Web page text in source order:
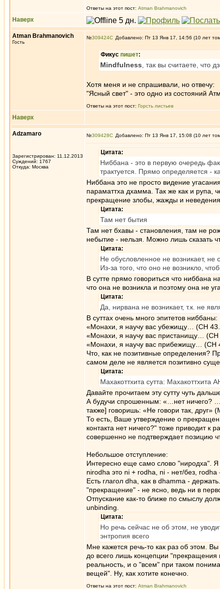
Ответы на этот пост: Atman Brahmanovich
Наверх
Atman Brahmanovich
Гость
№309424 Добавлено: Пт 13 Янв 17, 14:56 (10 лет
Фикус пишет:
Mindfulness , так вы считаете, что
Хотя меня и не спрашивали, но отвечу:
"Ясный свет" - это одно из состояний
Ответы на этот пост: Горсть листьев
Наверх
Adzamaro
Зарегистрирован: 11.12.2013
Суждений: 1767
Откуда: Москва
№309428 Добавлено: Пт 13 Янв 17, 15:08 (10 лет
Цитата:
Ниббана - это в первую очередь
трактуется. Прямо определяется -
Ниббана это не просто видение
параматтха дхамма. Так же как и рупа,
прекращение злобы, жажды и
Цитата:
Там нет бытия
Там нет бхавы - становления, там не
небытие - нельзя. Можно лишь сказать
Цитата:
Не обусловленное не возникает, не
Из-за того, что оно не возникло,
В сутте прямо говориться что ниббана
что она не возникла и поэтому она не
Цитата:
Да, нирвана не возникает, т.к. не
В суттах очень много эпитетов ниббаны:
«Монахи, я научу вас убежищу… (СН
«Монахи, я научу вас пристанищу… (СН
«Монахи, я научу вас прибежищу… (СН
Что, как не позитивные определения?
самом деле не является позитивно
Цитата:
Махакоттхита сутта: Махакоттхита
Давайте прочитаем эту сутту чуть
А будучи спрошенным: «…нет ничего?
также] говоришь: «Не говори так, друг»
То есть, Ваше утверждение о
контакта нет ничего?" тоже приводит к
совершенно не подтверждает позицию
Небольшое отступление:
Интересно еще само слово "ниродха". Я
nirodha это ni + rodha, ni - нет/без,
Есть глагол dha, как в dhamma -
"прекращение" - не ясно, ведь ни в
Отпускание как-то ближе по смыслу
unbinding.
Цитата:
Но речь сейчас не об этом, не
энтропия всего
Мне кажется речь-то как раз об этом.
до всего лишь концепции "прекращения
реальность, и о "всем" при таком
вещей". Ну, как хотите конечно.
Ответы на этот пост: Atman Brahmanovich